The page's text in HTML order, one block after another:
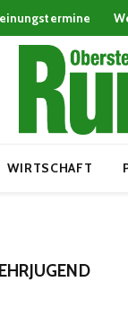
WIRTSCHAFT